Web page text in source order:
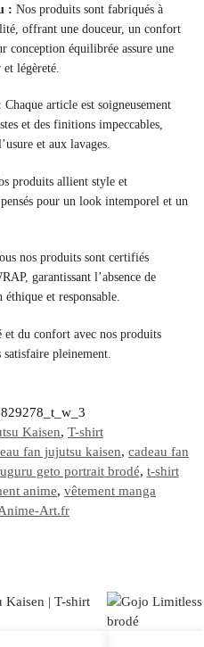
: Nos produits sont fabriqués à
offrant une douceur, un confort
conception équilibrée assure une
légèreté.
Chaque article est soigneusement
et des finitions impeccables,
et aux lavages.
produits allient style et
pour un look intemporel et un
nos produits sont certifiés
garantissant l’absence de
éthique et responsable.
du confort avec nos produits
pleinement.
Kaisen, T-shirt
fan jujutsu kaisen, cadeau fan
geto portrait brodé, t-shirt
anime, vêtement manga
Art.fr